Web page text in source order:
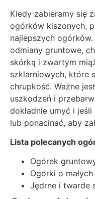
Kiedy zabieramy się
ogórków kiszonych,
najlepszych
odmiany gruntowe,
skórką i zwartym
szklarniowych, które
chrupkość. Ważne
uszkodzeń i
dokładnie umyć i
lub ponacinać, aby
Lista polecanych
Ogórek
Ogórki o
Jędrne i twarde